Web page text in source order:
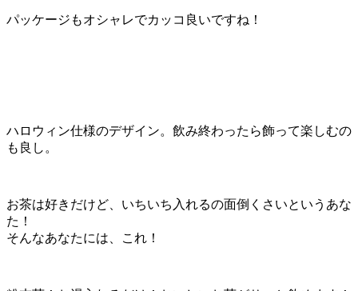
パッケージもオシャレでカッコ良いですね！
ハロウィン仕様のデザイン。飲み終わったら飾って楽しむの
も良し。
お茶は好きだけど、いちいち入れるの面倒くさいというあな
た！
そんなあなたには、これ！